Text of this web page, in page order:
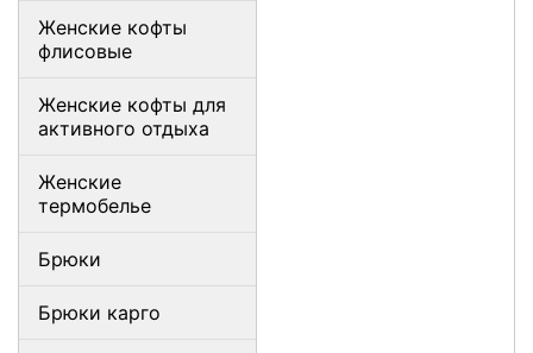
Женские кофты
флисовые
Женские кофты для
активного отдыха
Женские
термобелье
Брюки
Брюки карго